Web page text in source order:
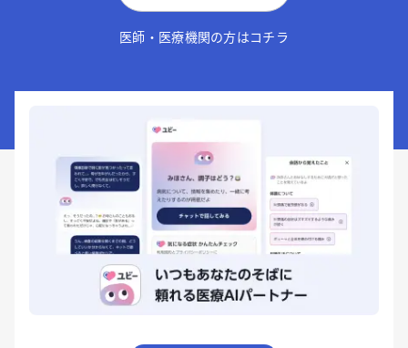
医師・医療機関の方はコチラ